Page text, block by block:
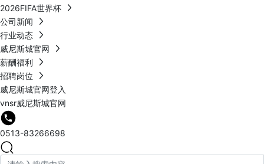
2026FIFA世界杯
公司新闻
行业动态
威尼斯城官网
薪酬福利
招聘岗位
威尼斯城官网登入
vnsr威尼斯城官网
0513-83266698